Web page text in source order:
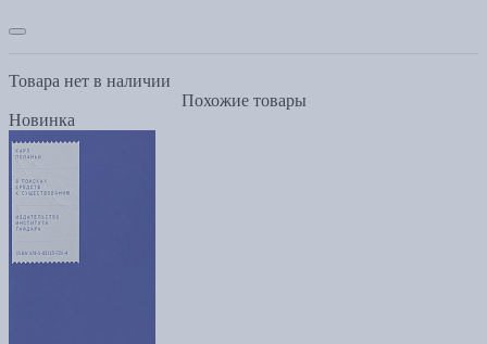
Товара нет в наличии
Похожие товары
Новинка